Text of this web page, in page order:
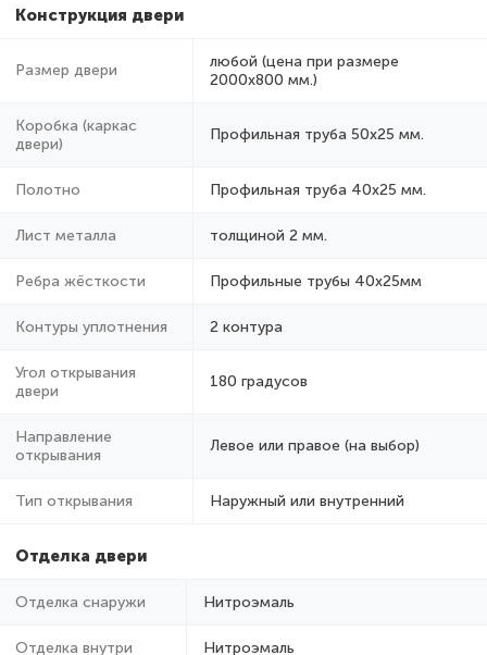
Конструкция двери
Размер двери
любой (цена при размере
2000x800 мм.)
Коробка (каркас
двери)
Профильная труба 50х25 мм.
Полотно Профильная труба 40х25 мм.
Лист металла толщиной 2 мм.
Ребра жёсткости Профильные трубы 40х25мм
Контуры уплотнения 2 контура
Угол открывания
двери
180 градусов
Направление
открывания
Левое или правое (на выбор)
Тип открывания Наружный или внутренний
Отделка двери
Отделка снаружи Нитроэмаль
Отделка внутри Нитроэмаль